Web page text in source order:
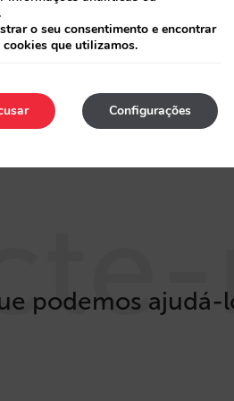
Contate-nos
podemos ajudá-
o seu consentimento e encontrar
que utilizamos.
Configurações